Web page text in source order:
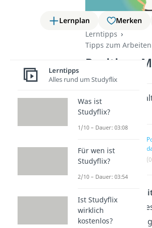
Lernplan Merken
Lerntipps
Tipps zum
Positives
Wichtige
Video
aufbauen, um
Lerntipps
Alles rund um Studyflix
Was ist
Studyflix?
1/10 – Dauer: 03:08
Für wen ist
Studyflix?
2/10 – Dauer: 03:54
Ist Studyflix
wirklich
kostenlos?